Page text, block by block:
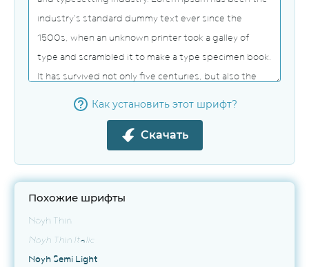
Как установить этот шрифт?
Скачать
Похожие шрифты
Noyh Thin
Noyh Thin Italic
Noyh Semi Light